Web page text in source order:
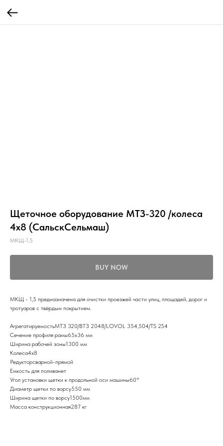
Щеточное оборудование МТЗ-320 /колеса
4х8 (СальскСельмаш)
МКЩ-1,5
BUY NOW
МКЩ - 1,5 предназначена для очистки проезжей части улиц, площадей, дорог и
тротуаров с твёрдым покрытием.
АгрегатируемостьМТЗ 320/ВТЗ 2048/LOVOL 354,504/TS 254
Сечение профиля рамы65х36 мм
Ширина рабочей зоны1300 мм
Колеса4х8
Редукторсварной-прямой
Емкость для поливанет
Угол установки щетки к продольной оси машины60°
Диаметр щетки по ворсу550 мм
Ширина щетки по ворсу1500мм
Масса конструкционная287 кг